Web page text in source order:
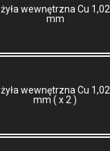
żyła wewnętrzna Cu 1,02
mm
żyła wewnętrzna Cu 1,02
mm ( x 2 )